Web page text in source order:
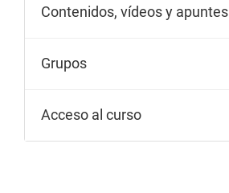
Contenidos, vídeos y apuntes
Grupos
Acceso al curso